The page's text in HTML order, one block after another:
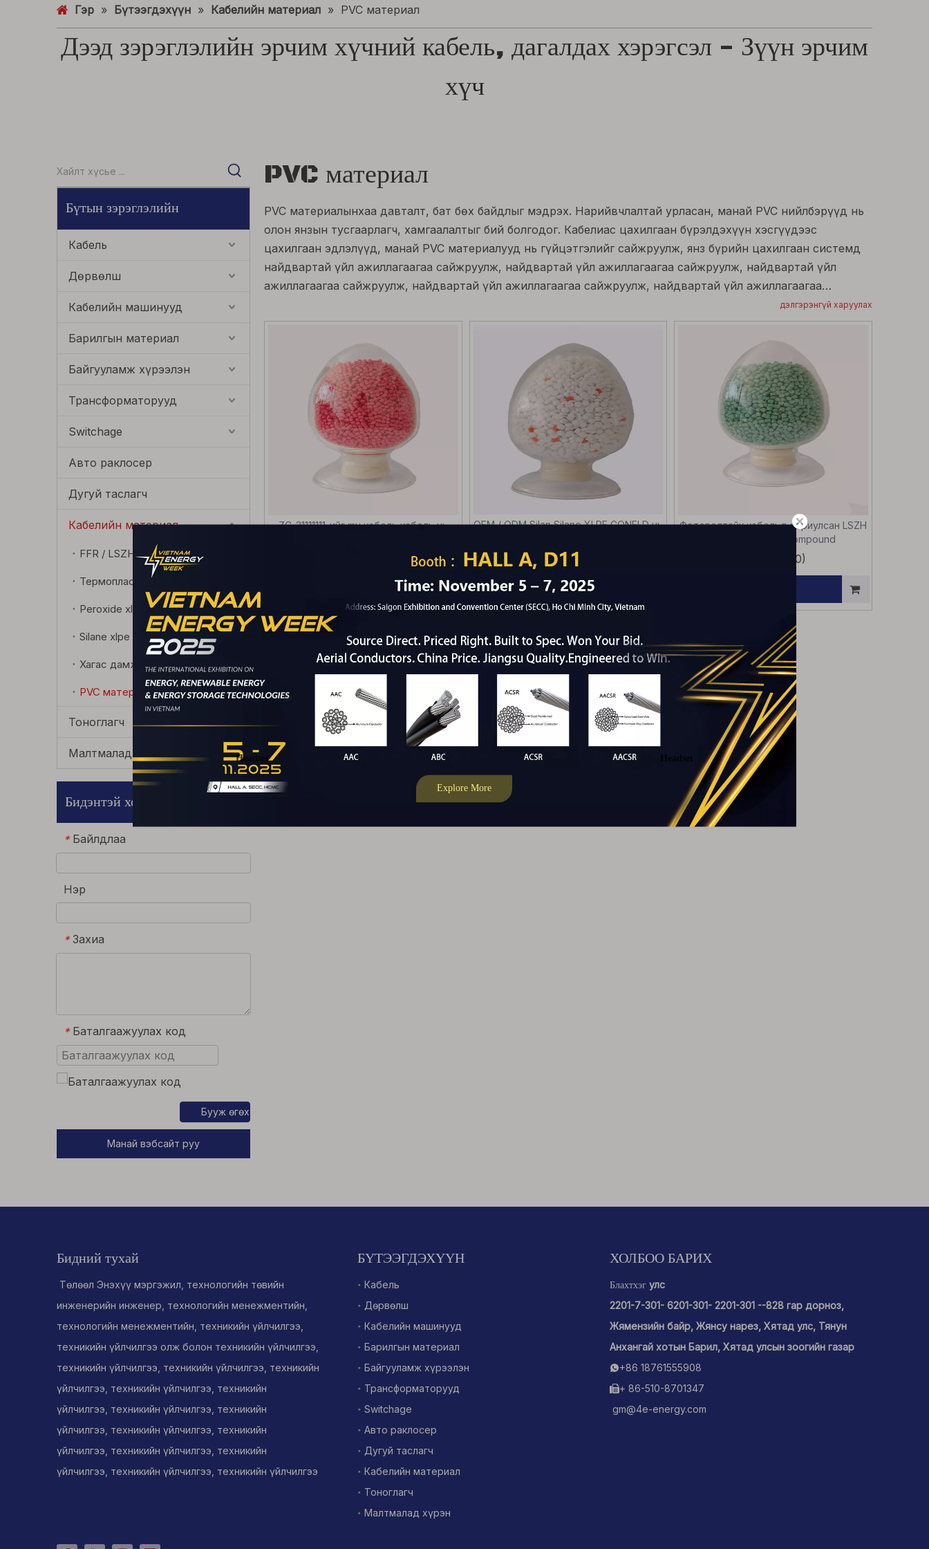
Гэр » Бүтээгдэхүүн » Кабелийн материал » PVC материал
Дээд зэрэглэлийн эрчим хүчний кабель, дагалдах хэрэгсэл - Зүүн эрчим
хүч
Бүтын зэрэглэлийн
Кабель
Дөрвөлш
Кабелийн машинууд
Барилгын материал
Байгууламж хүрээлэн
Трансформаторууд
Switchage
Авто раклосер
Дугуй таслагч
Кабелийн материал
FFR / LSZH нийлмэл нэгдэл
Термопластик эастомер
Peroxide xlpe дулаалгын нэгдэл
Silane xlpe дулаалгын нэгдэл
Хагас дамжуулагч нэгдэл
PVC материал
Тоноглагч
Малтмалад хүрэн
Бидэнтэй холбоотой байх
* Байлдлаа
Нэр
* Захиа
* Баталгаажуулах код
Бууж өгөх
Манай вэбсайт руу
PVC материал
PVC материалынхаа давталт, бат бөх байдлыг мэдрэх. Нарийвчлалтай урласан, манай PVC нийлбэрүүд нь
олон янзын тусгаарлагч, хамгаалалтыг бий болгодог. Кабелиас цахилгаан бүрэлдэхүүн хэсгүүдээс
цахилгаан эдлэлүүд, манай PVC материалууд нь гүйцэтгэлийг сайжруулж, янз бүрийн цахилгаан системд
найдвартай үйл ажиллагаагаа сайжруулж, найдвартай үйл ажиллагаагаа сайжруулж, найдвартай үйл
ажиллагаагаа сайжруулж, найдвартай үйл ажиллагаагаа сайжруулж, найдвартай үйл ажиллагаагаа
сайжруулж, найдвартай үйл ажиллагаагаа сайжруулж, найдвартай үйл ажиллагаагаа хангаж өгдөг.дэлгэрэнгүй харуулах
ZC-31111111-ийг mv кабель кабель нь
OEM / ODM Silan Silane XLPE CONELD нь
Roy-ийн гэрчилгээтэй
Лавлагаа
Фотоволтайк кабельд зориулсан LSZH
Irradiation XLPE Compound
(0)
Бидний тухай
Төлөөл Энэхүү мэргэжил, технологийн төвийн
инженерийн инженер, технологийн менежментийн,
технологийн менежментийн, техникийн үйлчилгээ,
техникийн үйлчилгээ олж болон техникийн үйлчилгээ,
техникийн үйлчилгээ, техникийн үйлчилгээ, техникийн
үйлчилгээ, техникийн үйлчилгээ, техникийн
үйлчилгээ, техникийн үйлчилгээ, техникийн
үйлчилгээ, техникийн үйлчилгээ, техникийн
үйлчилгээ, техникийн үйлчилгээ, техникийн
үйлчилгээ, техникийн үйлчилгээ, техникийн үйлчилгээ
БҮТЭЭГДЭХҮҮН
Кабель
Дөрвөлш
Кабелийн машинууд
Барилгын материал
Байгууламж хүрээлэн
Трансформаторууд
Switchage
Авто раклосер
Дугуй таслагч
Кабелийн материал
Тоноглагч
Малтмалад хүрэн
ХОЛБОО БАРИХ
Блахтхэг улс
2201-7-301- 6201-301- 2201-301 --828 гар дорноз,
Жямензийн байр, Жянсу нарез, Хятад улс, Тянун
Анхангай хотын Барил, Хятад улсын зоогийн газар
+86 18761555908
+ 86-510-8701347
gm@4e-energy.com